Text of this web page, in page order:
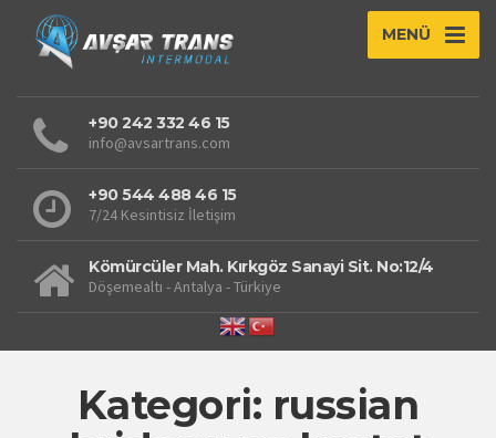
MENÜ
+90 242 332 46 15
info@avsartrans.com
+90 544 488 46 15
7/24 Kesintisiz İletişim
Kömürcüler Mah. Kırkgöz Sanayi Sit. No:12/4
Döşemealtı - Antalya - Türkiye
Kategori: russian